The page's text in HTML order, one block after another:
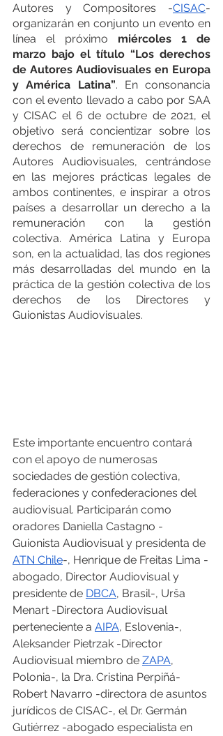
Autores y Compositores -CISAC-
organizarán en conjunto un evento en
línea el próximo miércoles 1 de
marzo bajo el título “Los derechos
de Autores Audiovisuales en Europa
y América Latina”. En consonancia
con el evento llevado a cabo por SAA
y CISAC el 6 de octubre de 2021, el
objetivo será concientizar sobre los
derechos de remuneración de los
Autores Audiovisuales, centrándose
en las mejores prácticas legales de
ambos continentes, e inspirar a otros
países a desarrollar un derecho a la
remuneración con la gestión
colectiva. América Latina y Europa
son, en la actualidad, las dos regiones
más desarrolladas del mundo en la
práctica de la gestión colectiva de los
derechos de los Directores y
Guionistas Audiovisuales.
Este importante encuentro contará
con el apoyo de numerosas
sociedades de gestión colectiva,
federaciones y confederaciones del
audiovisual. Participarán como
oradores Daniella Castagno -
Guionista Audiovisual y presidenta de
ATN Chile-, Henrique de Freitas Lima -
abogado, Director Audiovisual y
presidente de DBCA, Brasil-, Urša
Menart -Directora Audiovisual
perteneciente a AIPA, Eslovenia-,
Aleksander Pietrzak -Director
Audiovisual miembro de ZAPA,
Polonia-, la Dra. Cristina Perpiñá-
Robert Navarro -directora de asuntos
jurídicos de CISAC-, el Dr. Germán
Gutiérrez -abogado especialista en